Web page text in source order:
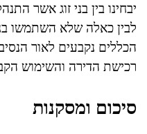
יבחינו בין בני זוג אשר
לבין כאלה שלא השתמשו
הכללים נקבעים לאור
רכישת הדירה והשימוש
סיכום ומסקנות